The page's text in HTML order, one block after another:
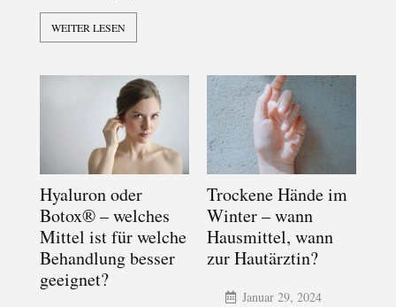
WEITER LESEN
Hyaluron oder
Botox® – welches
Mittel ist für welche
Behandlung besser
geeignet?
Trockene Hände im
Winter – wann
Hausmittel, wann
zur Hautärztin?
Januar 29, 2024